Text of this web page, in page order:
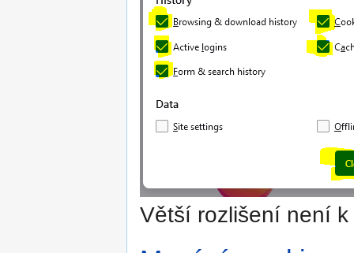
Větší rozlišení není k